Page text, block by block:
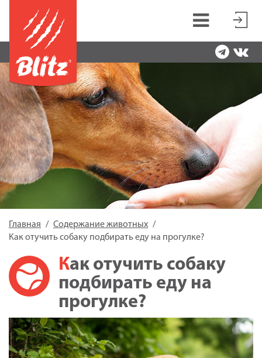
Главная
Содержание животных
Как отучить собаку подбирать еду на прогулке?
Как отучить собаку
подбирать еду на
прогулке?